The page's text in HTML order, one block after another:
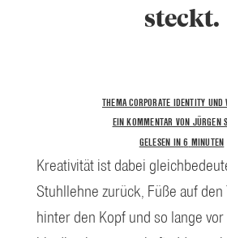
steckt.
THEMA CORPORATE IDENTITY UND
EIN KOMMENTAR VON JÜRGEN
GELESEN IN 6 MINUTEN
Kreativität ist dabei
Stuhllehne zurück, Füße auf den
hinter den Kopf und so lange